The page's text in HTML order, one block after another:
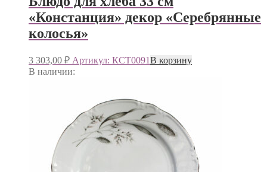
«Констанция» декор «Серебрянные
колосья»
3 303,00 ₽ Артикул: КСТ0091В корзину
В наличии: